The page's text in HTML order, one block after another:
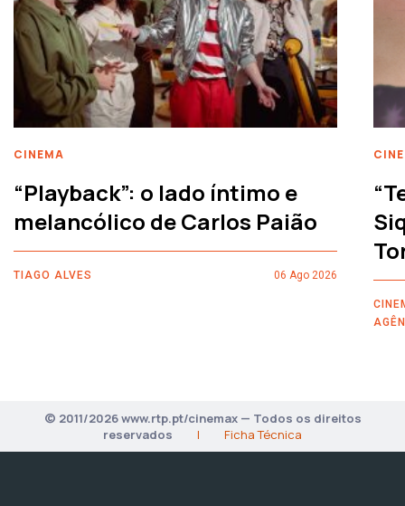
CINEMA
“Playback”: o lado íntimo e
melancólico de Carlos Paião
TIAGO ALVES 06 Ago 2026
© 2011/2026 www.rtp.pt/cinemax — Todos os direitos
reservados
| Ficha Técnica